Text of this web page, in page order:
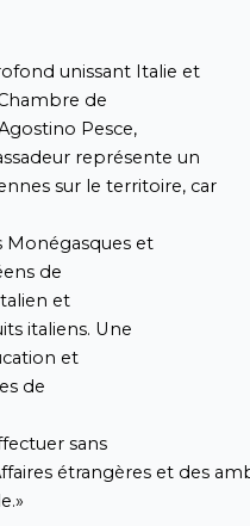
unissant Italie et
de
Pesce,
représente un
sur le territoire, car
Monégasques et
de
et
italiens. Une
et
de
sans
étrangères et des